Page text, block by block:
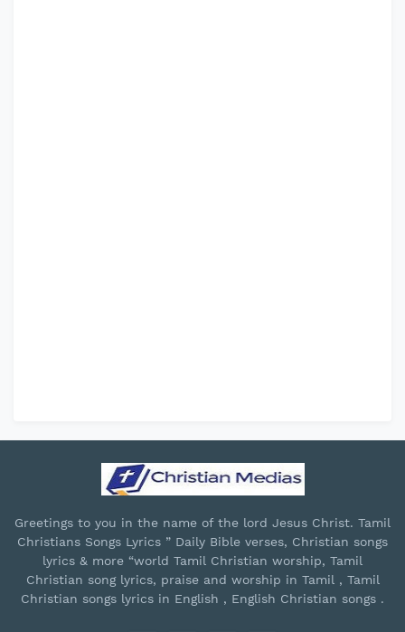
Greetings to you in the name of the lord Jesus Christ. Tamil
Christians Songs Lyrics ” Daily Bible verses, Christian songs
lyrics & more “world Tamil Christian worship, Tamil
Christian song lyrics, praise and worship in Tamil , Tamil
Christian songs lyrics in English , English Christian songs .